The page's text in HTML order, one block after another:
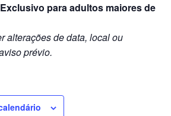
Exclusivo para adultos maiores de
alterações de data, local ou
prévio.